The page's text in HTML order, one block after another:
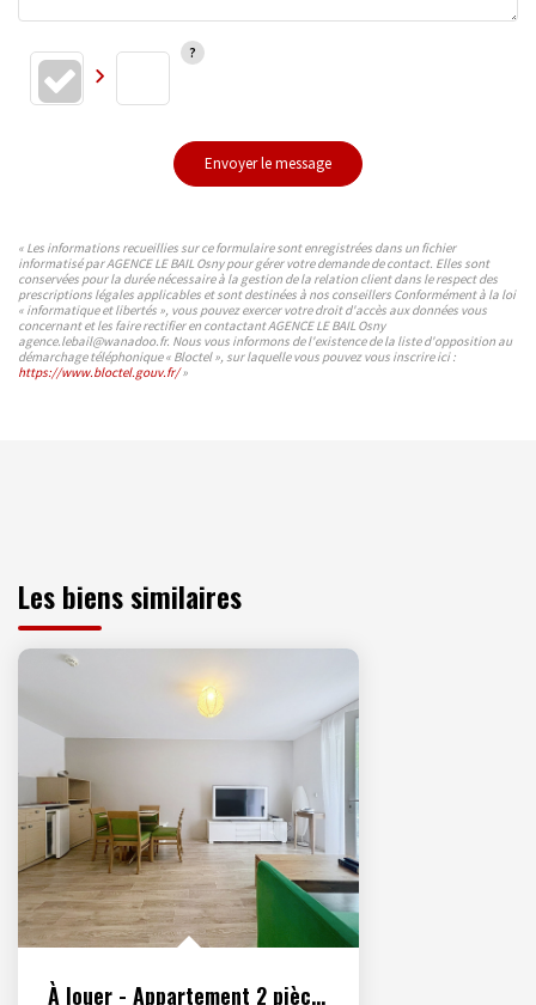
Envoyer le message
« Les informations recueillies sur ce formulaire sont enregistrées dans un fichier
informatisé par AGENCE LE BAIL Osny pour gérer votre demande de contact. Elles sont
conservées pour la durée nécessaire à la gestion de la relation client dans le respect des
prescriptions légales applicables et sont destinées à nos conseillers Conformément à la loi
« informatique et libertés », vous pouvez exercer votre droit d'accès aux données vous
concernant et les faire rectifier en contactant AGENCE LE BAIL Osny
agence.lebail@wanadoo.fr. Nous vous informons de l'existence de la liste d'opposition au
démarchage téléphonique « Bloctel », sur laquelle vous pouvez vous inscrire ici :
https://www.bloctel.gouv.fr/»
Les biens similaires
À louer - Appartement 2 pièces meublé situé à Osny